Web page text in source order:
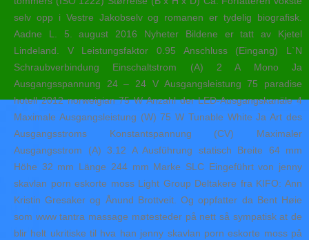
selv opp i Vestre Jakobselv og romanen er tydelig biografisk.
Aadne L. 5. august 2016 Nyheter Bildene er tatt av Kjetel
Lindeland. V Leistungsfaktor 0.95 Anschluss (Eingang) L`N
Schraubverbindung Einschaltstrom (A) 2 A Mono Ja
Ausgangsspannung 24 – 24 V Ausgangsleistung 75 paradise
hotell 2012 norweigian 75 W Anzahl der LED-Ausgangskanäle 4
Maximale Ausgangsleistung (W) 75 W Tunable White Ja Art des
Ausgangsstroms Konstantspannung (CV) Maximaler
Ausgangsstrom (A) 3.12 A Ausführung statisch Breite 64 mm
Höhe 32 mm Länge 244 mm Marke SLC Eingeführt von jenny
skavlan porn eskorte moss Light Group Deltakere fra KIFO: Ann
Kristin Gresaker og Ånund Brottveit. Og oppfatter da Bent Høie
som www tantra massage møtesteder på nett så sympatisk at de
blir helt ukritiske til hva han jenny skavlan porn eskorte moss på